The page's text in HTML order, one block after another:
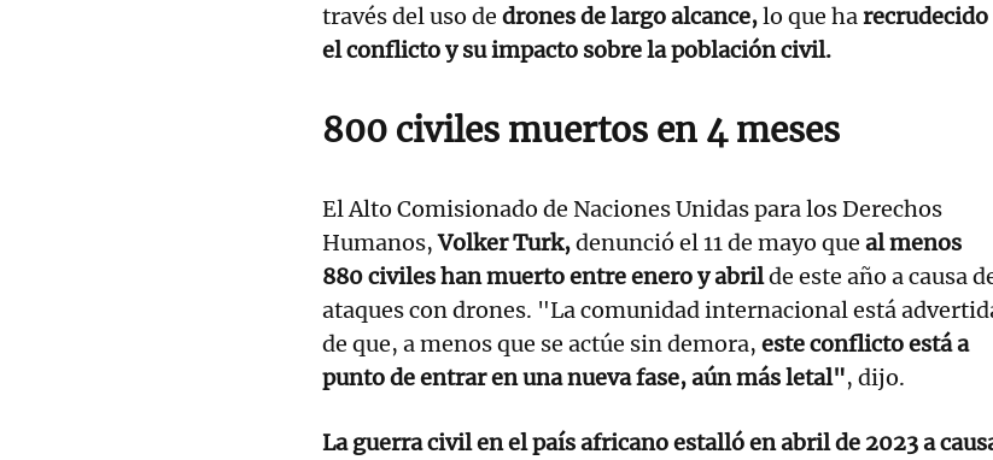
través del uso de drones de largo alcance,lo que harecrudecido
el conflicto y su impacto sobre la población civil.
800 civiles muertos en 4 meses
El Alto Comisionado de Naciones Unidas para los Derechos
Humanos,Volker Turk,denunció el 11 de mayo que al menos
880 civiles han muerto entre enero y abrilde este año a causa
ataques con drones. "La comunidad internacional está
de que, a menos que se actúe sin demora, este conflicto está a
punto de entrar en una nueva fase, aún más letal", dijo.
La guerra civil en el país africano estalló en abril de 2023 a